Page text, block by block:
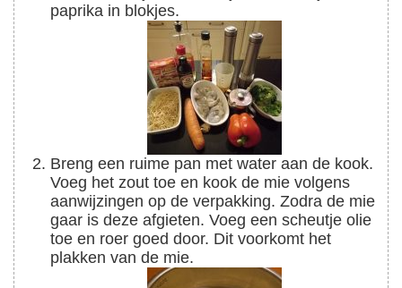
paprika in blokjes.
Breng een ruime pan met water aan de kook.
Voeg het zout toe en kook de mie volgens
aanwijzingen op de verpakking. Zodra de mie
gaar is deze afgieten. Voeg een scheutje olie
toe en roer goed door. Dit voorkomt het
plakken van de mie.